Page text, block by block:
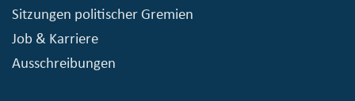
Sitzungen politischer Gremien
Job & Karriere
Ausschreibungen